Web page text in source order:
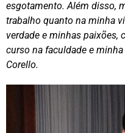
esgotamento. Além disso,
trabalho quanto na minha
verdade e minhas paixões,
curso na faculdade e
Corello.